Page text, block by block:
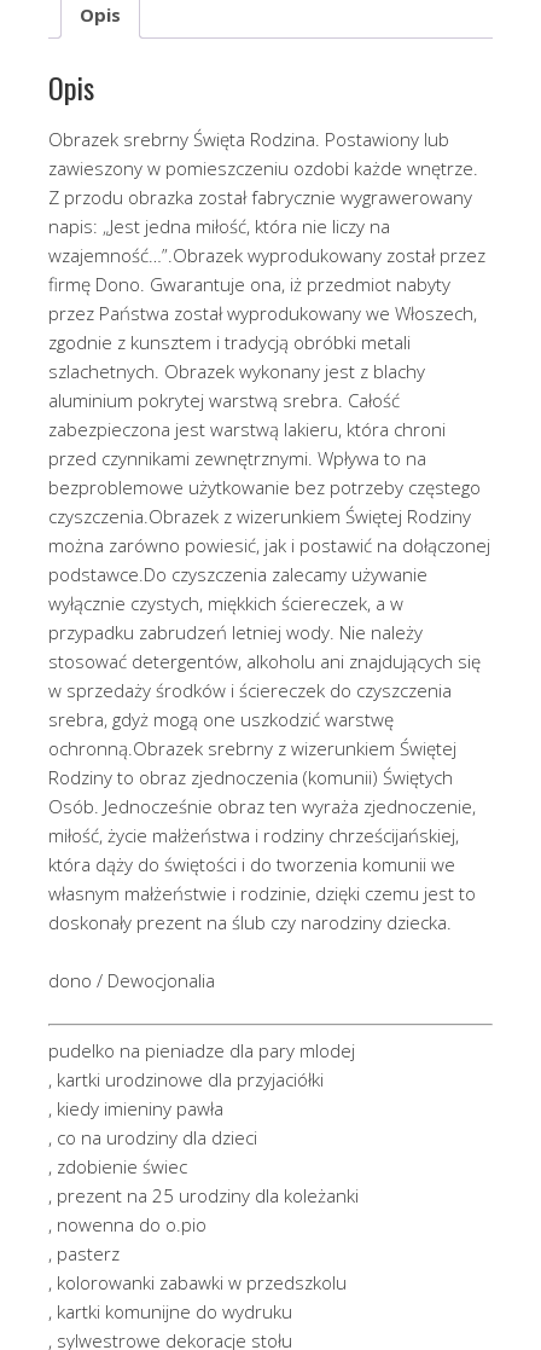
Opis
Opis
Obrazek srebrny Święta Rodzina. Postawiony lub
zawieszony w pomieszczeniu ozdobi każde wnętrze.
Z przodu obrazka został fabrycznie wygrawerowany
napis: „Jest jedna miłość, która nie liczy na
wzajemność…”.Obrazek wyprodukowany został przez
firmę Dono. Gwarantuje ona, iż przedmiot nabyty
przez Państwa został wyprodukowany we Włoszech,
zgodnie z kunsztem i tradycją obróbki metali
szlachetnych. Obrazek wykonany jest z blachy
aluminium pokrytej warstwą srebra. Całość
zabezpieczona jest warstwą lakieru, która chroni
przed czynnikami zewnętrznymi. Wpływa to na
bezproblemowe użytkowanie bez potrzeby częstego
czyszczenia.Obrazek z wizerunkiem Świętej Rodziny
można zarówno powiesić, jak i postawić na dołączonej
podstawce.Do czyszczenia zalecamy używanie
wyłącznie czystych, miękkich ściereczek, a w
przypadku zabrudzeń letniej wody. Nie należy
stosować detergentów, alkoholu ani znajdujących się
w sprzedaży środków i ściereczek do czyszczenia
srebra, gdyż mogą one uszkodzić warstwę
ochronną.Obrazek srebrny z wizerunkiem Świętej
Rodziny to obraz zjednoczenia (komunii) Świętych
Osób. Jednocześnie obraz ten wyraża zjednoczenie,
miłość, życie małżeństwa i rodziny chrześcijańskiej,
która dąży do świętości i do tworzenia komunii we
własnym małżeństwie i rodzinie, dzięki czemu jest to
doskonały prezent na ślub czy narodziny dziecka.
dono / Dewocjonalia
pudelko na pieniadze dla pary mlodej
, kartki urodzinowe dla przyjaciółki
, kiedy imieniny pawła
, co na urodziny dla dzieci
, zdobienie świec
, prezent na 25 urodziny dla koleżanki
, nowenna do o.pio
, pasterz
, kolorowanki zabawki w przedszkolu
, kartki komunijne do wydruku
, sylwestrowe dekoracje stołu